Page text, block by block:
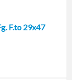
F.to 29x47